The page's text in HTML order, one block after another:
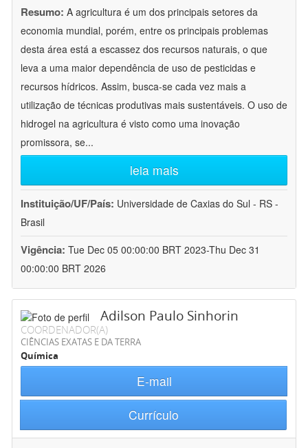
Resumo: A agricultura é um dos principais setores da
economia mundial, porém, entre os principais problemas
desta área está a escassez dos recursos naturais, o que
leva a uma maior dependência de uso de pesticidas e
recursos hídricos. Assim, busca-se cada vez mais a
utilização de técnicas produtivas mais sustentáveis. O uso de
hidrogel na agricultura é visto como uma inovação
promissora, se...
leia mais
Instituição/UF/País: Universidade de Caxias do Sul - RS -
Brasil
Vigência: Tue Dec 05 00:00:00 BRT 2023-Thu Dec 31
00:00:00 BRT 2026
Adilson Paulo Sinhorin
COORDENADOR(A)
CIÊNCIAS EXATAS E DA TERRA
Química
E-mail
Currículo